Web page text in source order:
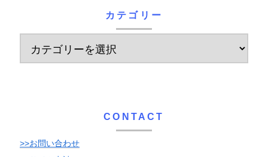
カテゴリー
CONTACT
>>お問い合わせ